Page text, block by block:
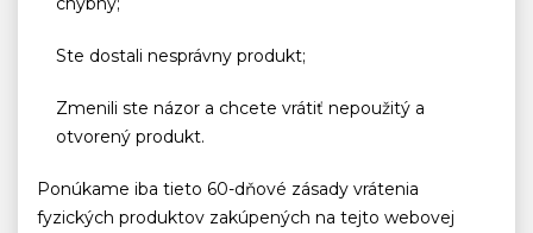
Ste dostali nesprávny produkt;
Zmenili ste názor a chcete vrátiť nepoužitý a
otvorený produkt.
Ponúkame iba tieto 60-dňové zásady vrátenia
fyzických produktov zakúpených na tejto webovej